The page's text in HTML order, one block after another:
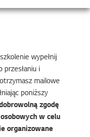
wypełnij
przesłaniu i
mailowe
poniższy
zgodę
w celu
organizowane